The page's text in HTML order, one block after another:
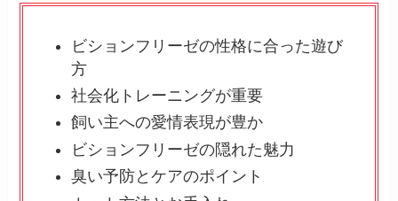
ビションフリーゼの性格に合った遊び
方
社会化トレーニングが重要
飼い主への愛情表現が豊か
ビションフリーゼの隠れた魅力
臭い予防とケアのポイント